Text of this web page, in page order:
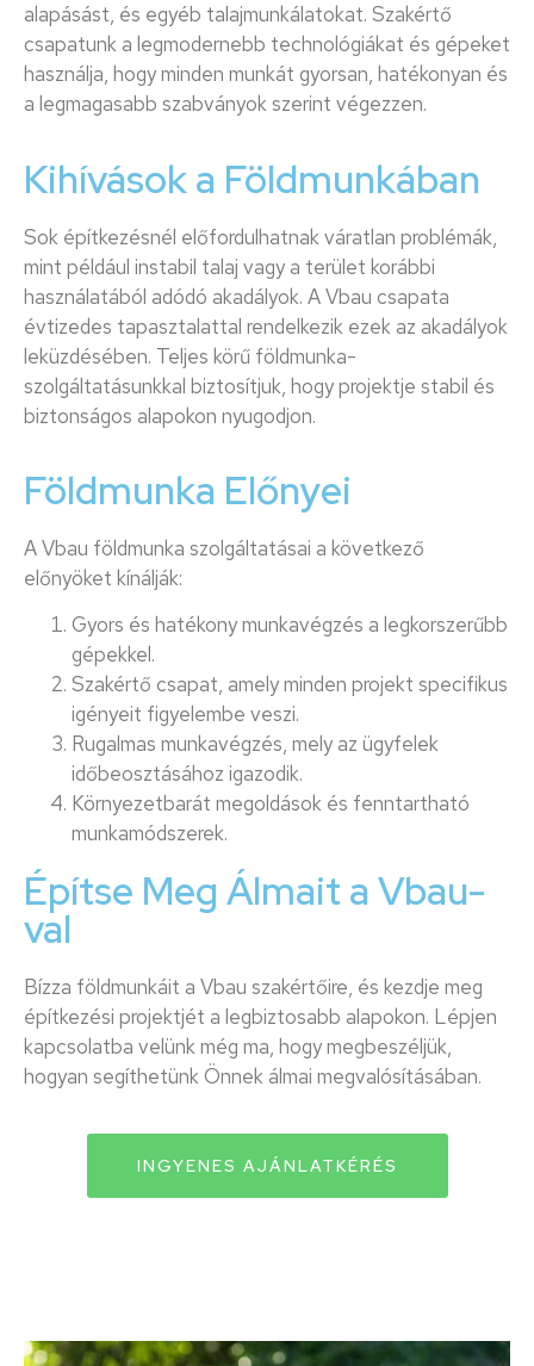
alapásást, és egyéb talajmunkálatokat. Szakértő
csapatunk a legmodernebb technológiákat és gépeket
használja, hogy minden munkát gyorsan, hatékonyan és
a legmagasabb szabványok szerint végezzen.
Kihívások a Földmunkában
Sok építkezésnél előfordulhatnak váratlan problémák,
mint például instabil talaj vagy a terület korábbi
használatából adódó akadályok. A Vbau csapata
évtizedes tapasztalattal rendelkezik ezek az akadályok
leküzdésében. Teljes körű földmunka-
szolgáltatásunkkal biztosítjuk, hogy projektje stabil és
biztonságos alapokon nyugodjon.
Földmunka Előnyei
A Vbau földmunka szolgáltatásai a következő
előnyöket kínálják:
Gyors és hatékony munkavégzés a legkorszerűbb
gépekkel.
Szakértő csapat, amely minden projekt specifikus
igényeit figyelembe veszi.
Rugalmas munkavégzés, mely az ügyfelek
időbeosztásához igazodik.
Környezetbarát megoldások és fenntartható
munkamódszerek.
Építse Meg Álmait a Vbau-
val
Bízza földmunkáit a Vbau szakértőire, és kezdje meg
építkezési projektjét a legbiztosabb alapokon. Lépjen
kapcsolatba velünk még ma, hogy megbeszéljük,
hogyan segíthetünk Önnek álmai megvalósításában.
INGYENES AJÁNLATKÉRÉS